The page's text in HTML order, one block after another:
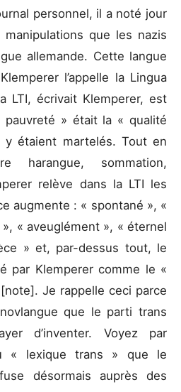
personnel, il a noté jour
que les nazis
allemande. Cette langue
l’appelle la Lingua
LTI, écrivait Klemperer, est
» était la « qualité
étaient martelés. Tout en
sommation,
relève dans la LTI les
augmente : « spontané », «
« aveuglément », « éternel
» et, par-dessus tout, le
par Klemperer comme le «
Je rappelle ceci parce
que le parti trans
d’inventer. Voyez par
« lexique trans » que le
désormais auprès des